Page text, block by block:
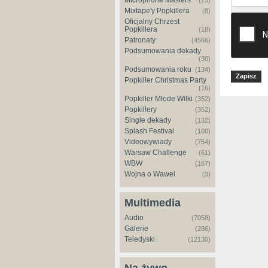
Mixtape'y Popkillera (8)
Oficjalny Chrzest
Popkillera
(18)
Patronaty (4566)
Podsumowania dekady
(30)
Podsumowania roku (134)
Popkiller Christmas Party
(16)
Popkiller Młode Wilki (352)
Popkillery (352)
Single dekady (132)
Splash Festival (100)
Videowywiady (754)
Warsaw Challenge (61)
WBW (167)
Wojna o Wawel (3)
Multimedia
Audio (7058)
Galerie (286)
Teledyski (12130)